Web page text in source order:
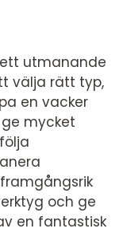
utmanande
välja rätt typ,
en vacker
mycket
och ge
en fantastisk